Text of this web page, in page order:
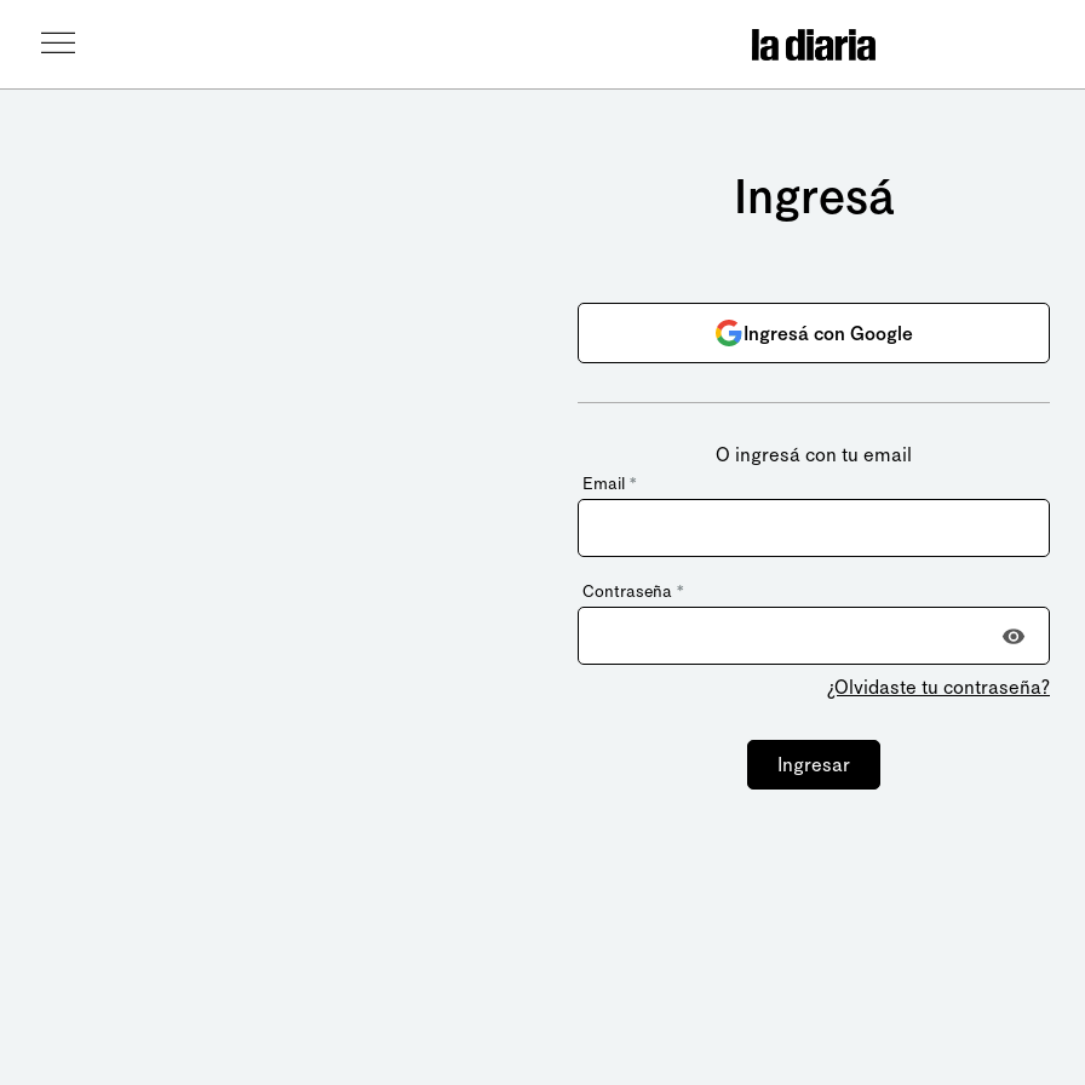
Ingresá
Ingresá con Google
O ingresá con tu email
Email *
Contraseña *
¿Olvidaste tu contraseña?
Ingresar